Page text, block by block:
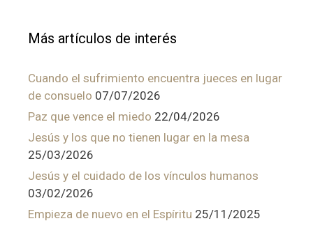
Más artículos de interés
Cuando el sufrimiento encuentra jueces en lugar
de consuelo 07/07/2026
Paz que vence el miedo 22/04/2026
Jesús y los que no tienen lugar en la mesa
25/03/2026
Jesús y el cuidado de los vínculos humanos
03/02/2026
Empieza de nuevo en el Espíritu 25/11/2025